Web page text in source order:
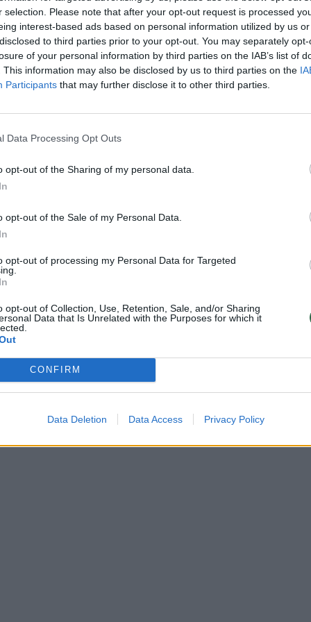
selection. Please note that after your opt-out request is processed
interest-based ads based on personal information utilized by us
to third parties prior to your opt-out. You may separately
of your personal information by third parties on the IAB’s list of
This information may also be disclosed by us to third parties on the
Participants that may further disclose it to other third parties.
Data Processing Opt Outs
opt-out of the Sharing of my personal data.
opt-out of the Sale of my Personal Data.
opt-out of processing my Personal Data for Targeted
opt-out of Collection, Use, Retention, Sale, and/or Sharing
Data that Is Unrelated with the Purposes for which it
CONFIRM
Data Deletion Data Access Privacy Policy
išnykti
Lietuvos diena
stengiamasi išsaugoti
populiacijas
Žinios | Lietuvos diena
bando nuvaikyti
00:03:05
itin retas paukštis
diena
Pasitikime į Lietuvą
Žinios | Lietuvos diena
00:02:35
Kuršių Nerijoje aptiko
Lokį sutikęs ornitologas: jis į
baltai? (II)